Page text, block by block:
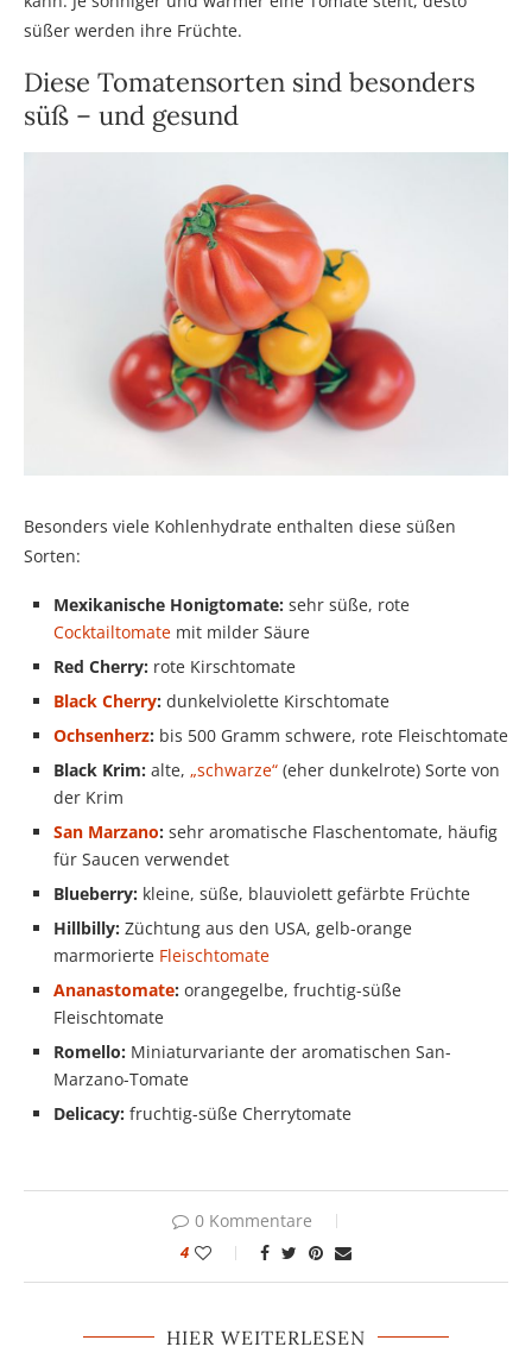
süßer werden ihre Früchte.
Diese Tomatensorten sind besonders
süß – und gesund
Besonders viele Kohlenhydrate enthalten diese süßen
Sorten:
Mexikanische Honigtomate: sehr süße, rote
Cocktailtomate mit milder Säure
Red Cherry: rote Kirschtomate
Black Cherry: dunkelviolette Kirschtomate
Ochsenherz: bis 500 Gramm schwere, rote Fleischtomate
Black Krim: alte, „schwarze“ (eher dunkelrote) Sorte von
der Krim
San Marzano: sehr aromatische Flaschentomate, häufig
für Saucen verwendet
Blueberry: kleine, süße, blauviolett gefärbte Früchte
Hillbilly: Züchtung aus den USA, gelb-orange
marmorierte Fleischtomate
Ananastomate: orangegelbe, fruchtig-süße
Fleischtomate
Romello: Miniaturvariante der aromatischen San-
Marzano-Tomate
Delicacy: fruchtig-süße Cherrytomate
0 Kommentare
4
HIER WEITERLESEN